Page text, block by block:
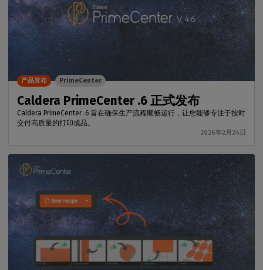
Caldera PrimeCenter .6 正式发布
Caldera PrimeCenter .6 旨在确保生产流程顺畅运行，让您能够专注于按时
交付高质量的打印成品。
2026年2月24日
产品发布 PrimeCenter